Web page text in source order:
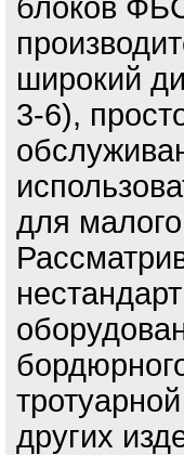
блоков
широкий
3-6),
для
других